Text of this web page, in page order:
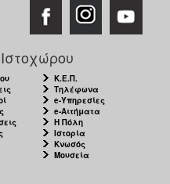
Κ.Ε.Π.
Τηλέφωνα
e-Υπηρεσίες
e-Αιτήματα
Η Πόλη
Ιστορία
Κνωσός
Μουσεία